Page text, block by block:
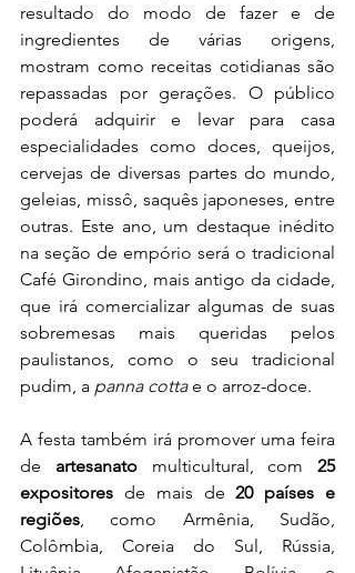
resultado do modo de fazer e de
ingredientes de várias origens,
mostram como receitas cotidianas são
repassadas por gerações. O público
poderá adquirir e levar para casa
especialidades como doces, queijos,
cervejas de diversas partes do mundo,
geleias, missô, saquês japoneses, entre
outras. Este ano, um destaque inédito
na seção de empório será o tradicional
Café Girondino, mais antigo da cidade,
que irá comercializar algumas de suas
sobremesas mais queridas pelos
paulistanos, como o seu tradicional
pudim, a panna cotta e o arroz-doce.
A festa também irá promover uma feira
de artesanato multicultural, com 25
expositores de mais de 20 países e
regiões , como Armênia, Sudão,
Colômbia, Coreia do Sul, Rússia,